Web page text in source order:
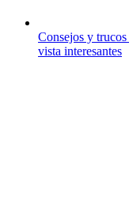
Consejos y trucos
vista interesantes